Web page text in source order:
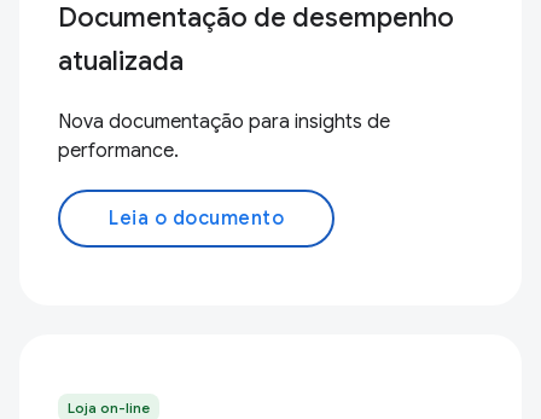
Documentação de desempenho
atualizada
Nova documentação para insights de
performance.
Leia o documento
Loja on-line